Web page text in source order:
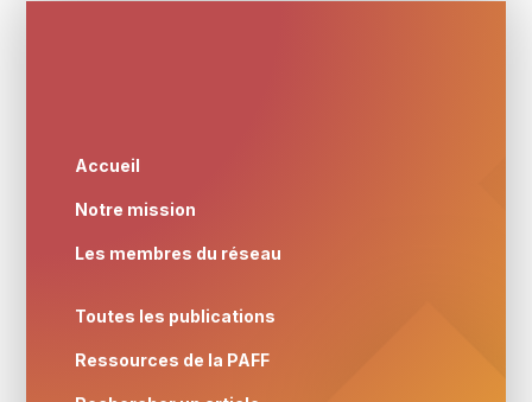
Accueil
Notre mission
Les membres du réseau
Toutes les publications
Ressources de la PAFF